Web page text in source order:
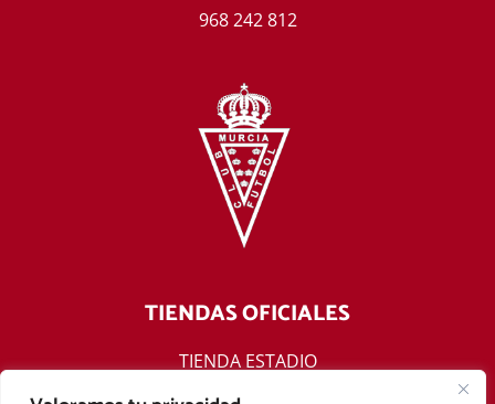
968 242 812
TIENDAS OFICIALES
TIENDA ESTADIO